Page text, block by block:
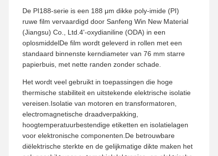
De PI188-serie is een 188 μm dikke poly-imide (PI)
ruwe film vervaardigd door Sanfeng Win New Material
(Jiangsu) Co., Ltd.4'-oxydianiline (ODA) in een
oplosmiddelDe film wordt geleverd in rollen met een
standaard binnenste kerndiameter van 76 mm starre
papierbuis, met nette randen zonder schade.
Het wordt veel gebruikt in toepassingen die hoge
thermische stabiliteit en uitstekende elektrische isolatie
vereisen.Isolatie van motoren en transformatoren,
electromagnetische draadverpakking,
hoogtemperatuurbestendige etiketten en isolatielagen
voor elektronische componenten.De betrouwbare
diëlektrische sterkte en de gelijkmatige dikte maken het